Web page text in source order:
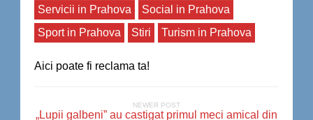
Servicii in Prahova
Social in Prahova
Sport in Prahova
Stiri Turism in Prahova
Aici poate fi reclama ta!
NEWER POST
„Lupii galbeni” au castigat primul meci amical din